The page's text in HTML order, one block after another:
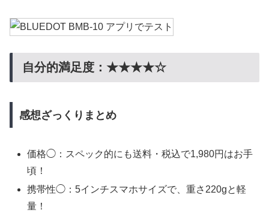
自分的満足度：★★★★☆
感想ざっくりまとめ
価格◯：スペック的にも送料・税込で1,980円はお手
頃！
携帯性◯：5インチスマホサイズで、重さ220gと軽
量！